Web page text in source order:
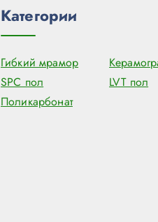
Категории
Гибкий мрамор
SPC пол
LVT пол
Поликарбонат